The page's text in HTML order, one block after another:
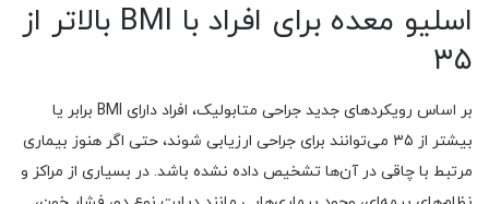
اسلیو معده برای افراد با BMI بالاتر از
۳۵
بر اساس رویکردهای جدید جراحی متابولیک، افراد دارای BMI برابر یا
بیشتر از ۳۵ می‌توانند برای جراحی ارزیابی شوند، حتی اگر هنوز بیماری
مرتبط با چاقی در آن‌ها تشخیص داده نشده باشد. در بسیاری از مراکز و